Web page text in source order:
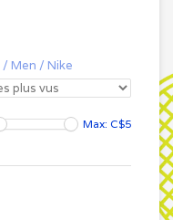
/ Men / Nike
Max: C$5